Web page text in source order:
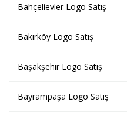
Bahçelievler Logo Satış
Bakırköy Logo Satış
Başakşehir Logo Satış
Bayrampaşa Logo Satış